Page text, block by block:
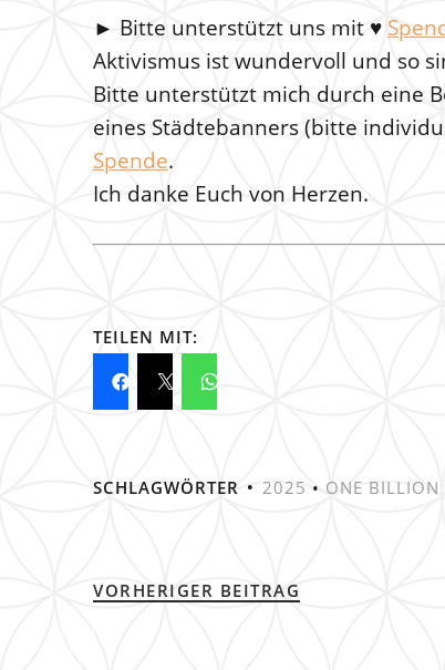
► Bitte unterstützt uns mit ♥
Aktivismus ist wundervoll und so
Bitte unterstützt mich durch eine
eines Städtebanners (bitte
Spende.
Ich danke Euch von Herzen.
TEILEN MIT:
SCHLAGWÖRTER 2025 • ONE BILLION
VORHERIGER BEITRAG